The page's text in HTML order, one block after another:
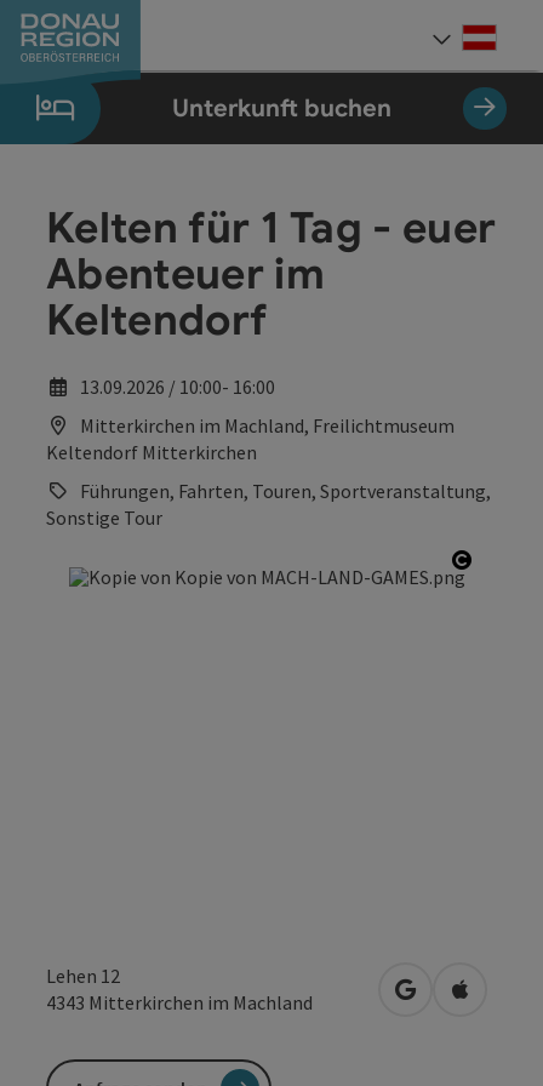
Zum Inhalt
Zur Navigation
Zum Seitenanfang
Zur Kontaktseite
Zum Impressum
Zur Startseite
Unterkunft buchen
Kelten für 1 Tag - euer
Abenteuer im
Keltendorf
13.09.2026 / 10:00- 16:00
Mitterkirchen im Machland, Freilichtmuseum
Keltendorf Mitterkirchen
Führungen, Fahrten, Touren, Sportveranstaltung,
Sonstige Tour
Lehen 12
4343 Mitterkirchen im Machland in Googlein Apple